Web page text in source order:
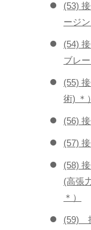
(53)
ージ
(54)
ブレ
(55)
術) ＊）
(56)
(57)
(58)
(高張
＊）
(59)